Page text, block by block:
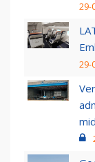
29-
29-